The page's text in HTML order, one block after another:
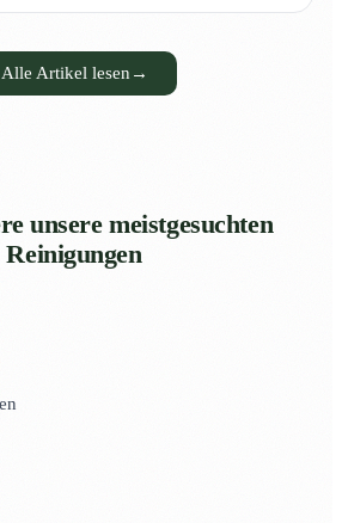
Alle Artikel lesen →
unsere meistgesuchten
Reinigungen